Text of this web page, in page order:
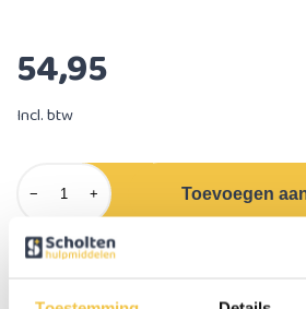
54,95
Incl. btw
− + Toevoegen
Omschrijving